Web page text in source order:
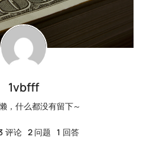
1vbfff
，什么都没有留下～
评论 2 问题 1 回答